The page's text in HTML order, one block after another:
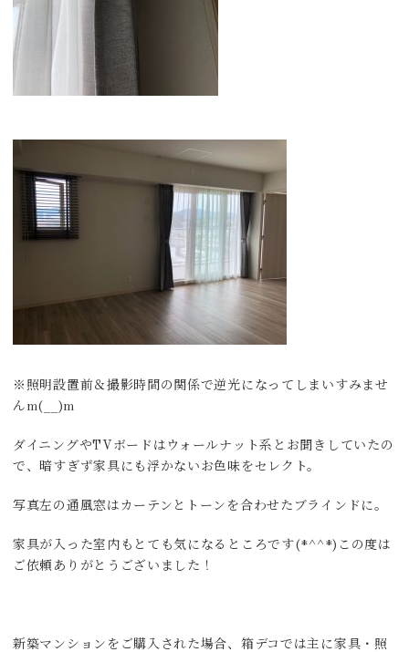
※照明設置前＆撮影時間の関係で逆光になってしまいすみませ
んm(__)m
ダイニングやTVボードはウォールナット系とお聞きしていたの
で、暗すぎず家具にも浮かないお色味をセレクト。
写真左の通風窓はカーテンとトーンを合わせたブラインドに。
家具が入った室内もとても気になるところです(*^^*)この度は
ご依頼ありがとうございました！
新築マンションをご購入された場合、箱デコでは主に家具・照